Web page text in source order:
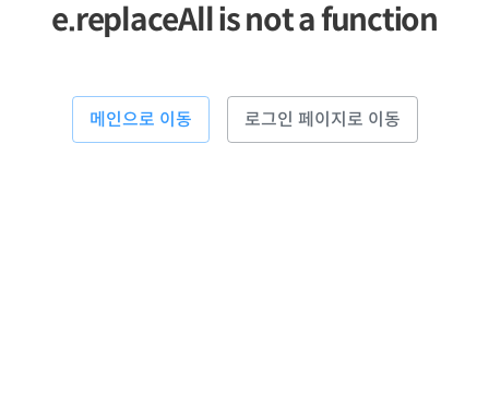
e.replaceAll is not a function
메인으로 이동 로그인 페이지로 이동